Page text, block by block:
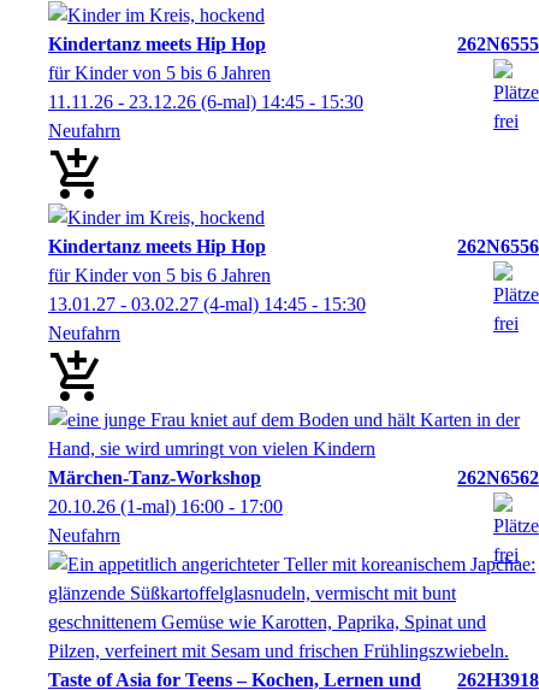
Kindertanz meets Hip Hop
262N6555
für Kinder von 5 bis 6 Jahren
11.11.26 - 23.12.26 (6-mal) 14:45 - 15:30
Neufahrn
Kindertanz meets Hip Hop
262N6556
für Kinder von 5 bis 6 Jahren
13.01.27 - 03.02.27 (4-mal) 14:45 - 15:30
Neufahrn
Märchen-Tanz-Workshop
262N6562
20.10.26 (1-mal) 16:00 - 17:00
Neufahrn
Taste of Asia for Teens – Kochen, Lernen und 262H3918